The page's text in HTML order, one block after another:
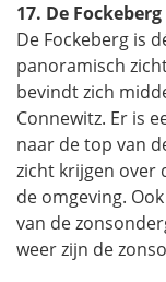
17. De Fockeberg
De Fockeberg is
panoramisch
bevindt zich
Connewitz. Er is
naar de top van
zicht krijgen over
de omgeving.
van de
weer zijn de